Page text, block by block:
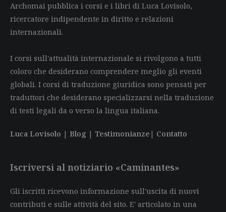
Archomai pubblica i corsi e i libri di Luca Lovisolo,
ricercatore indipendente in diritto e relazioni
internazionali.
I corsi sull'attualità internazionale si rivolgono a tutti
coloro che desiderano comprendere meglio gli eventi
globali. I corsi di traduzione giuridica sono pensati per
traduttori che desiderano specializzarsi nella traduzione
di testi legali da o verso la lingua italiana.
Luca Lovisolo | Blog | Testimonianze | Contatto
Iscriversi al notiziario «Caminantes»
Gli iscritti ricevono informazione sull'uscita di nuovi
contributi e sulle attività del sito. E' articolato in una